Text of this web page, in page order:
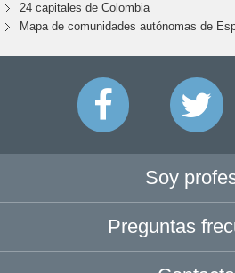
24 capitales de Colombia
Mapa de comunidades autónomas de
Soy
Preguntas